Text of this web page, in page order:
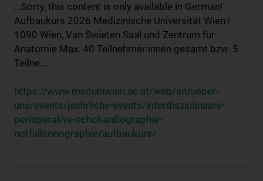
...Sorry, this content is only available in German!
Aufbaukurs 2026 Medizinische Universität Wien |
1090 Wien, Van Swieten Saal und Zentrum für
Anatomie Max. 40 Teilnehmer:innen gesamt bzw. 5
Teilne...
https://www.meduniwien.ac.at/web/en/ueber-
uns/events/jaehrliche-events/interdisziplinaere-
perioperative-echokardiographie-
notfallsonographie/aufbaukurs/